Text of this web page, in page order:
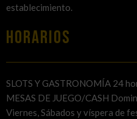
establecimiento.
HORARIOS
SLOTS Y GASTRONOMÍA 24
MESAS DE JUEGO/CASH
Viernes, Sábados y víspera de